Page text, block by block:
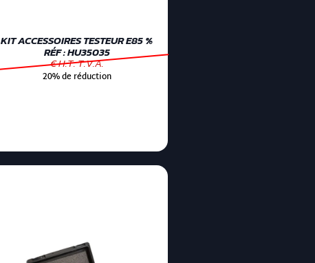
KIT ACCESSOIRES TESTEUR E85 %
RÉF : HU35035
€ H.T. T.V.A.
20% de réduction